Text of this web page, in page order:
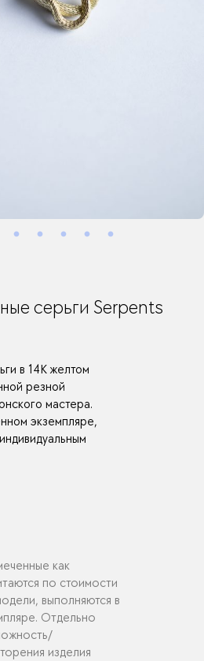
серьги Serpents
в 14К желтом
резной
мастера.
экземпляре,
как
по стоимости
выполняются в
Отдельно
изделия